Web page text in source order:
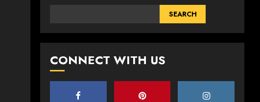
SEARCH
CONNECT WITH US